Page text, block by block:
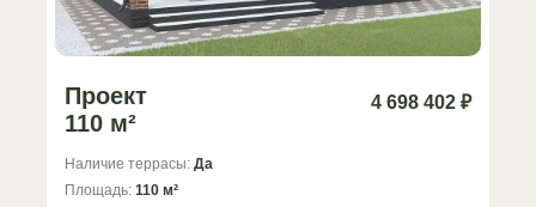
Проект
110 м²
4 698 402 ₽
Наличие террасы: Да
Площадь: 110 м²